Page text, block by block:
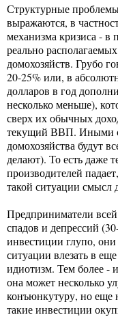
Структурные
выражаются, в
механизма кризиса - в
реально
домохозяйств. Грубо
20-25% или, в
долларов в год
несколько меньше),
сверх их обычных
текущий ВВП. Иными
домохозяйства будут
делают). То есть даже
производителей
такой ситуации смысл
Предприниматели
спадов и депрессий
инвестиции глупо, они
ситуации влезать в
идиотизм. Тем более -
она может несколько
конъюнкутуру, но еще
такие инвестиции